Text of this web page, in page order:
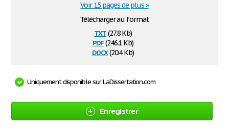
Télécharger au format
txt(27.8 Kb)
pdf(246.1 Kb)
docx(20.4 Kb)
Voir 15 pages de plus »
Uniquement disponible sur LaDissertation.com
Enregistrer